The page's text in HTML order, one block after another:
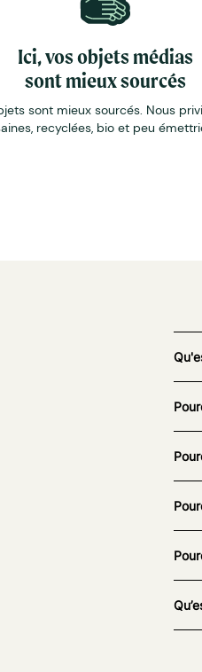
Ici, vos objets médias
sont mieux sourcés
sont mieux sourcés. Nous
recyclées, bio et peu